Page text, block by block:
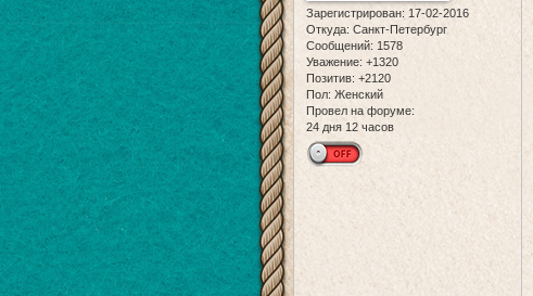
Зарегистрирован: 17-02-2016
Откуда: Санкт-Петербург
Сообщений: 1578
Уважение: +1320
Позитив: +2120
Пол: Женский
Провел на форуме:
24 дня 12 часов